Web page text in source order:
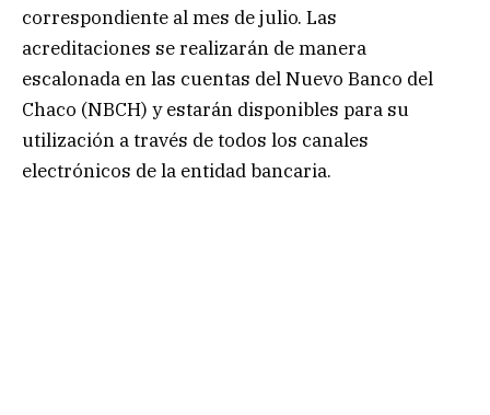
correspondiente al mes de julio. Las
acreditaciones se realizarán de manera
escalonada en las cuentas del Nuevo Banco del
Chaco (NBCH) y estarán disponibles para su
utilización a través de todos los canales
electrónicos de la entidad bancaria.